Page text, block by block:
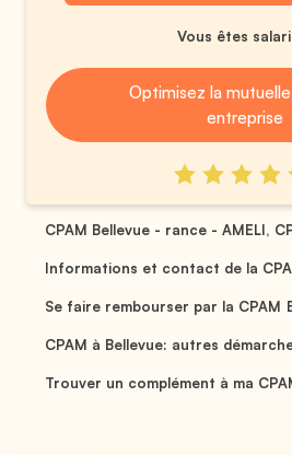
Vous êtes
Optimisez la
entreprise
CPAM Bellevue - rance - AMELI,
Informations et contact de la
Se faire rembourser par la CPAM
CPAM à Bellevue: autres
Trouver un complément à ma